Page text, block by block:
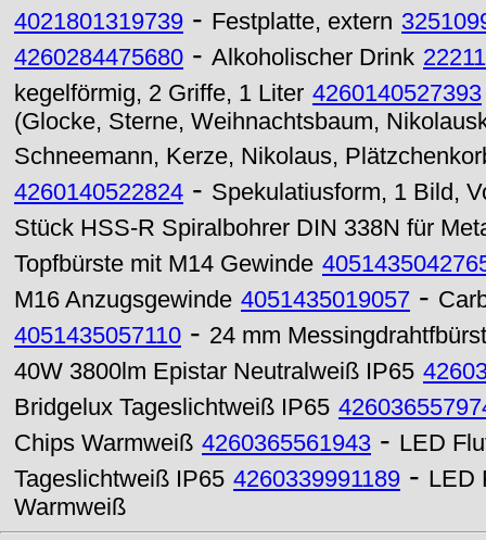
4021801319739 - Festplatte, extern
4260284475680 - Alkoholischer Drink
kegelförmig, 2 Griffe, 1 Liter 4260140527393
(Glocke, Sterne, Weihnachtsbaum,
Schneemann, Kerze, Nikolaus,
4260140522824 - Spekulatiusform, 1 Bild,
Stück HSS-R Spiralbohrer DIN 338N für
Topfbürste mit M14 Gewinde
M16 Anzugsgewinde 4051435019057 -
4051435057110 - 24 mm
40W 3800lm Epistar Neutralweiß IP65
Bridgelux Tageslichtweiß IP65
Chips Warmweiß 4260365561943 - LED
Tageslichtweiß IP65 4260339991189 - LED
Warmweiß